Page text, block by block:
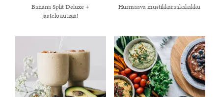
Banana Split Deluxe +
jäätelöuutisia!
Hurmaava mustikkaraakakakku